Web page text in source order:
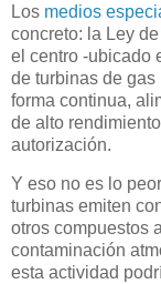
Los medios
concreto: la Ley
el centro -ubicado
de turbinas de
forma continua,
de alto
autorización.
Y eso no es lo
turbinas emiten
otros compuestos
contaminación
esta actividad